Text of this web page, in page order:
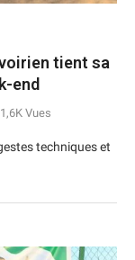
tient sa
end
1,6K Vues
techniques et